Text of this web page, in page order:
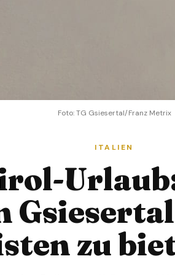
Foto: TG Gsiesertal/Franz Metrix
ITALIEN
zu